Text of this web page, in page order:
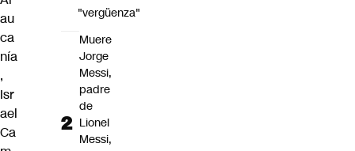
au
ca
nía
,
Isr
ael
Ca
"vergüenza"
Muere
Jorge
Messi,
padre
de
Lionel
Messi,